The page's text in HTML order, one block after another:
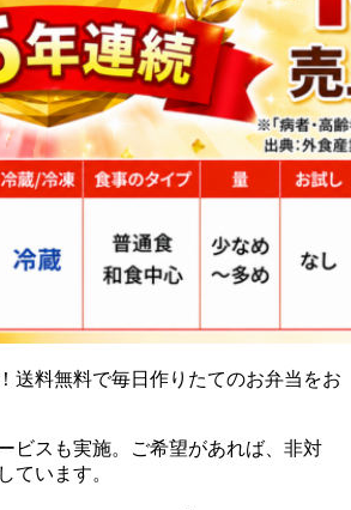
送料無料で毎日作りたてのお弁当をお
ビスも実施。ご希望があれば、非対
ています。